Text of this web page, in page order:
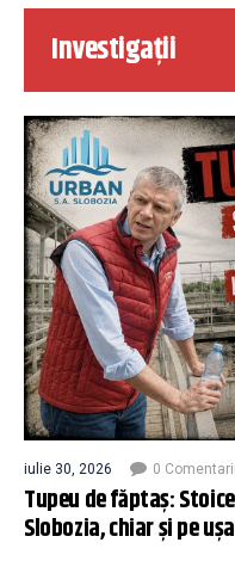
Investigații
iulie 30, 2026 0
Tupeu de făptaș:
Slobozia, chiar și pe